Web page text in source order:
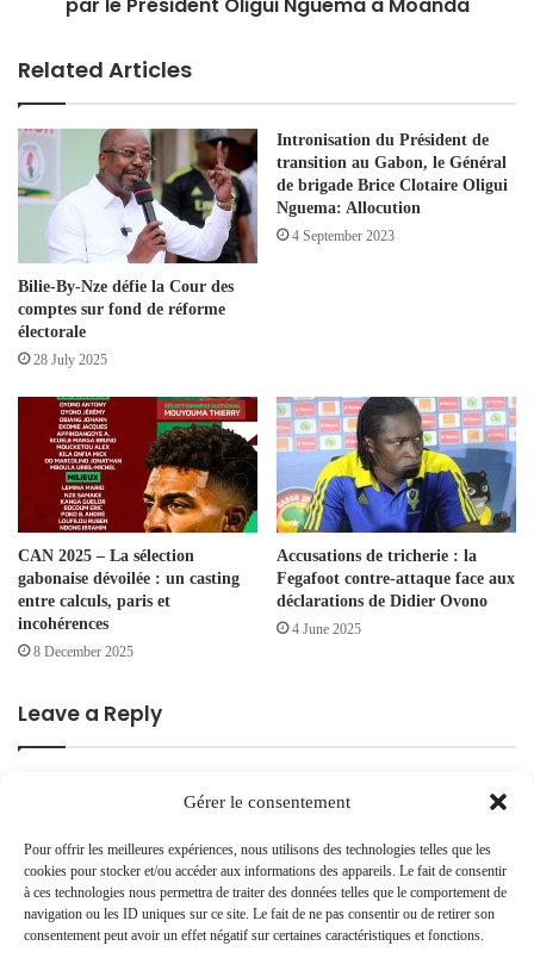
Gérer le consentement
Pour offrir les meilleures expériences, nous utilisons des technologies telles que les
cookies pour stocker et/ou accéder aux informations des appareils. Le fait de consentir
à ces technologies nous permettra de traiter des données telles que le comportement de
navigation ou les ID uniques sur ce site. Le fait de ne pas consentir ou de retirer son
consentement peut avoir un effet négatif sur certaines caractéristiques et fonctions.
Related Articles
Bilie-By-Nze défie la Cour des
comptes sur fond de réforme
électorale
28 July 2025
Intronisation du Président de
transition au Gabon, le Général
de brigade Brice Clotaire Oligui
Nguema: Allocution
4 September 2023
CAN 2025 – La sélection
gabonaise dévoilée : un casting
entre calculs, paris et
incohérences
8 December 2025
Accusations de tricherie : la
Fegafoot contre-attaque face aux
déclarations de Didier Ovono
4 June 2025
Leave a Reply
m
m